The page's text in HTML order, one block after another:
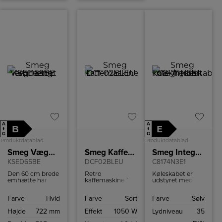
A
↑
G
B
Produktdatablad
Smeg Væghængt emhætte
KSED65BE
Den 60 cm brede
emhætte har
giver et klart og
over kogepladen,
Farve
Hvid
Højde
722 mm
Smeg Kaffemaskine
DCF02BLEU
Retro
kaffemaskine fra
til 10 kopper
Farve
Sort
Effekt
1050 W
A
↑
G
E
Produktdatablad
Smeg Integrerbart køle-/fryseskab
C8174N3E1
Køleskabet er
udstyret med
forhindrer
fryseren og
Farve
Sølv
Lydniveau
35